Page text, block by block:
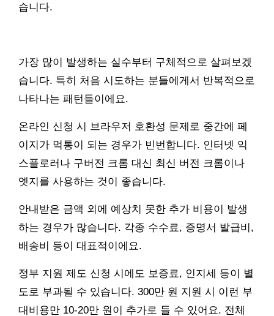
습니다.
가장 많이 발생하는 실수부터 구체적으로 살펴보겠
습니다. 특히 처음 시도하는 분들에게서 반복적으로
나타나는 패턴들이에요.
온라인 신청 시 브라우저 호환성 문제로 중간에 페
이지가 먹통이 되는 경우가 빈번합니다. 인터넷 익
스플로러나 구버전 크롬 대신 최신 버전 크롬이나
엣지를 사용하는 것이 좋습니다.
안내받은 금액 외에 예상치 못한 추가 비용이 발생
하는 경우가 많습니다. 각종 수수료, 증명서 발급비,
배송비 등이 대표적이에요.
정부 지원 제도 신청 시에도 보증료, 인지세 등이 별
도로 부과될 수 있습니다. 300만 원 지원 시 이런 부
대비용만 10-20만 원이 추가로 들 수 있어요. 전체